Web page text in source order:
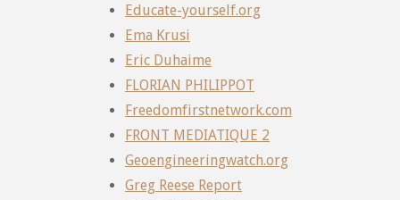
Educate-yourself.org
Ema Krusi
Eric Duhaime
FLORIAN PHILIPPOT
Freedomfirstnetwork.com
FRONT MEDIATIQUE 2
Geoengineeringwatch.org
Greg Reese Report